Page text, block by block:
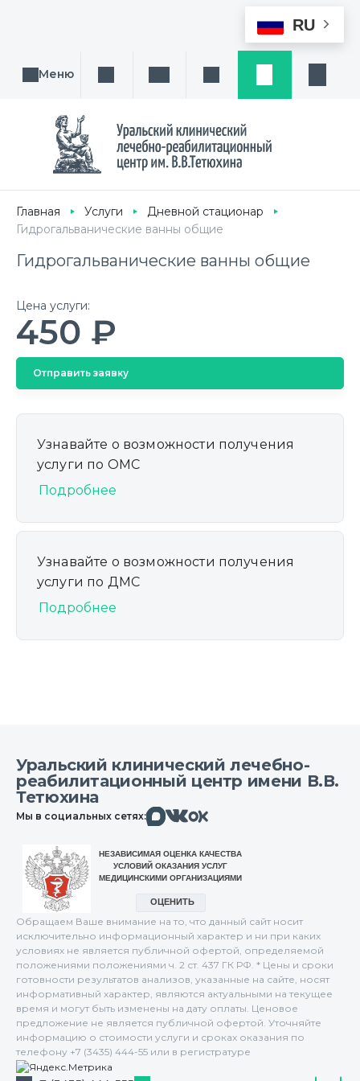
RU
Меню Поиск услуги, направления или врача
Написать намЗаказ звонка
Главная Услуги
Дневной стационар
Гидрогальванические ванны общие
Гидрогальванические ванны общие
Цена услуги:
450 ₽
Отправить заявку
Узнавайте о возможности получения
услуги по ОМС
Подробнее
Узнавайте о возможности получения
услуги по ДМС
Подробнее
Уральский клинический лечебно-
реабилитационный центр имени В.В.
Тетюхина
Мы в социальных сетях:МаксВконтактеОдноклассники
Обращаем Ваше внимание на то, что данный сайт носит
исключительно информационный характер и ни при каких
условиях не является публичной офертой, определяемой
положениями положениями ч. 2 ст. 437 ГК РФ. * Цены и сроки
готовности результатов анализов, указанные на сайте, носят
информативный характер, являются актуальными на текущее
время и могут быть изменены на дату оплаты. Ценовое
предложение не является публичной офертой. Уточняйте
информацию о стоимости услуги и сроках оказания по
телефону +7 (3435) 444-55 или в регистратуре